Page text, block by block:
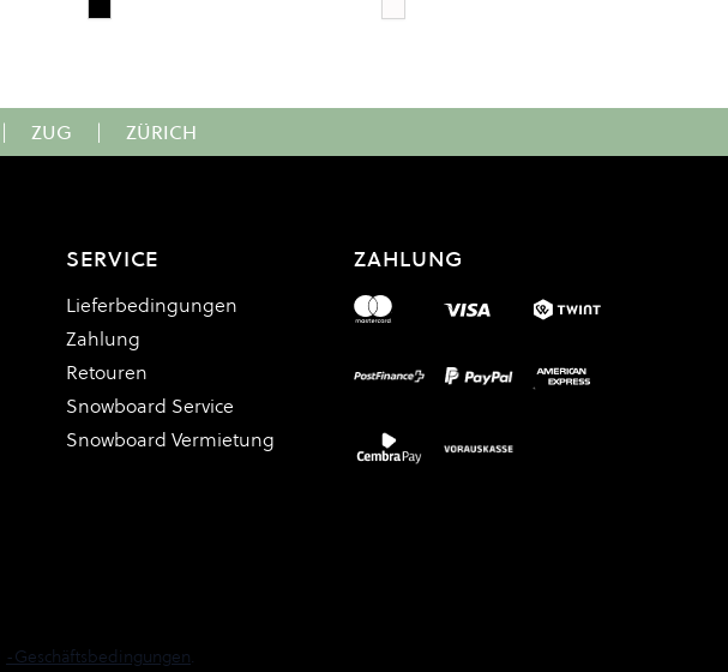
Colour
Black Colour
White/Black/Grey
| ZUG | ZÜRICH
SERVICE
Lieferbedingungen
Zahlung
Retouren
Snowboard Service
Snowboard Vermietung
ZAHLUNG
-Geschäftsbedingungen.